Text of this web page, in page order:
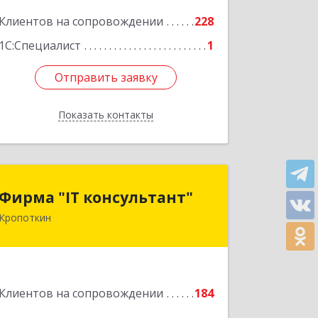
Клиентов на сопровождении
228
1С:Специалист
1
Отправить заявку
Показать контакты
Подробнее
Отправить заявку
Назад
Фирма "IT консультант"
Кропоткин
Клиентов на сопровождении 184
Подробнее